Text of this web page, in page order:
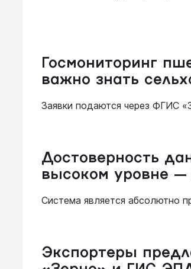
Госмониторинг
важно знать
Заявки подаются через ФГИС
Достоверность
высоком уровне —
Система является абсолютно
Экспортеры